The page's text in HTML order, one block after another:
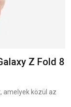
Z Fold 8
amelyek közül az